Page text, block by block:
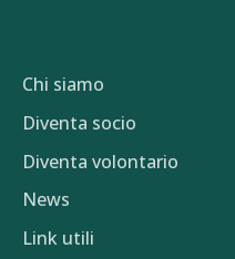
Chi siamo
Diventa socio
Diventa volontario
News
Link utili